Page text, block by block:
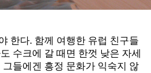
한다. 함께 여행한 유럽 친구들
수크에 갈 때면 한껏 낮은 자세
들에겐 흥정 문화가 익숙지 않